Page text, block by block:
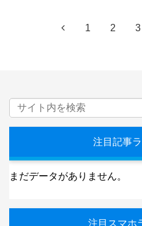
1 2 3
注目記事
まだデータがありません。
注目スマホ